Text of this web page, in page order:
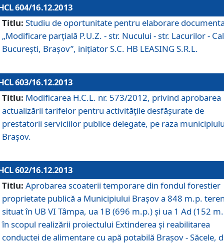
604/16.12.2013
Titlu: Studiu de oportunitate pentru elaborare
„Modificare parţială P.U.Z. - str. Nucului - str. Lacurilor -
Bucureşti, Braşov”, iniţiator S.C. HB LEASING S.R.L.
603/16.12.2013
Titlu: Modificarea H.C.L. nr. 573/2012, privind aprobarea
actualizării tarifelor pentru activităţile desfăşurate de
prestatorii serviciilor publice delegate, pe raza
Braşov.
602/16.12.2013
Titlu: Aprobarea scoaterii temporare din fondul forestier
proprietate publică a Municipiului Braşov a 848 m.p.
situat în UB VI Tâmpa, ua 1B (696 m.p.) şi ua 1 Ad (152
în scopul realizării proiectului Extinderea şi reabilitarea
conductei de alimentare cu apă potabilă Braşov - Săcele,